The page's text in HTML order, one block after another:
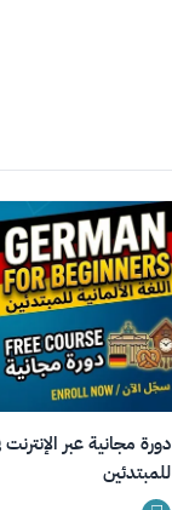
دورة مجانية عبر الإنترنت
للمبتدئين